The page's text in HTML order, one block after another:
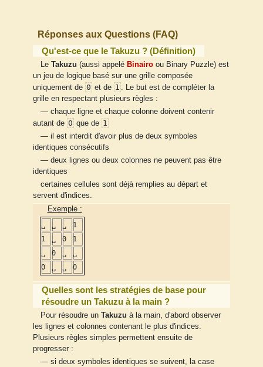
Réponses aux Questions (FAQ)
Qu'est-ce que le Takuzu ? (Définition)
Le Takuzu (aussi appelé Binairoou Binary Puzzle) est
un jeu de logique basé sur une grille composée
uniquement de 0 et de 1
. Le but est de compléter la
grille en respectant plusieurs règles :
— chaque ligne et chaque colonne doivent contenir
autant de 0 que de 1
— il est interdit d'avoir plus de deux symboles
identiques consécutifs
— deux lignes ou deux colonnes ne peuvent pas être
identiques
certaines cellules sont déjà remplies au départ et
servent d'indices.
Exemple :
␣
␣ ␣
1
1
␣ 0
1
␣
0 ␣
␣
0
␣ ␣ 0
Quelles sont les stratégies de base pour
résoudre un Takuzu à la main ?
Pour résoudre un Takuzu à la main, d'abord observer
les lignes et colonnes contenant le plus d'indices.
Plusieurs règles simples permettent ensuite de
progresser :
— si deux symboles identiques se suivent, la case